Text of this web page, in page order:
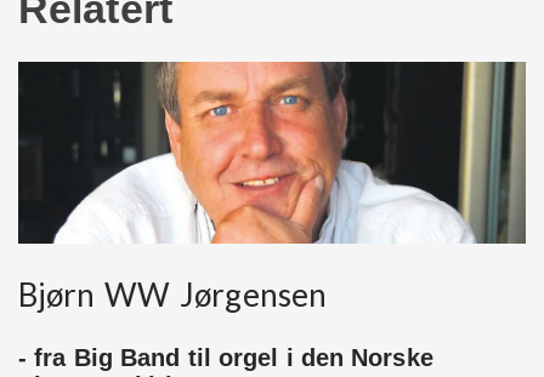
Bjørn WW Jørgensen
- fra Big Band til orgel i den Norske